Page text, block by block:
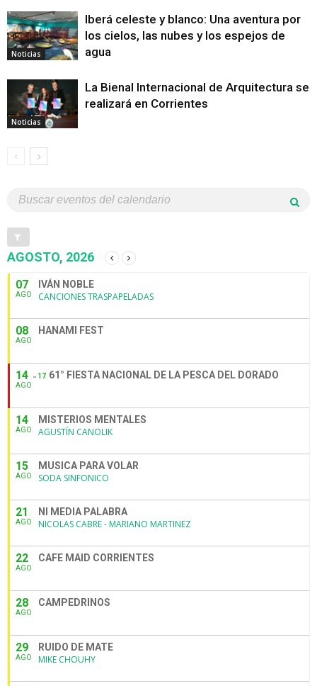
Noticias
Iberá celeste y blanco: Una aventura por
los cielos, las nubes y los espejos de
agua
Noticias
La Bienal Internacional de Arquitectura se
realizará en Corrientes
AGOSTO, 2026
07
AGO
IVÁN NOBLE
CANCIONES TRASPAPELADAS
08
AGO
HANAMI FEST
14
AGO
17 61° FIESTA NACIONAL DE LA PESCA DEL DORADO
14
AGO
MISTERIOS MENTALES
AGUSTÍN CANOLIK
15
AGO
MUSICA PARA VOLAR
SODA SINFONICO
21
AGO
NI MEDIA PALABRA
NICOLAS CABRE - MARIANO MARTINEZ
22
AGO
CAFE MAID CORRIENTES
28
AGO
CAMPEDRINOS
29
AGO
RUIDO DE MATE
MIKE CHOUHY